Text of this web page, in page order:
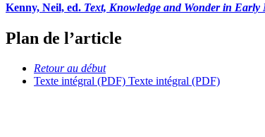
Kenny, Neil, ed. Text, Knowledge and Wonder in
Plan de l’article
Retour au début
Texte intégral (PDF) Texte intégral (PDF)